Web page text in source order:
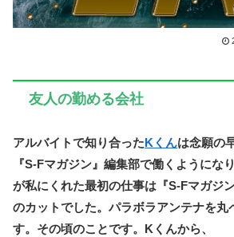
友人の勤める会社
アルバイトで知り合ったKくんは念願の
『S-Fマガジン』編集部で働くようにな
が私にくれた最初の仕事は『S-Fマガジ
のカットでした。パラボラアンテナを丸
す。その頃のことです。Kくんから、